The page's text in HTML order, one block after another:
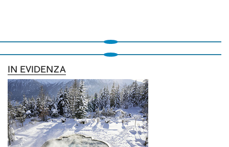
IN EVIDENZA